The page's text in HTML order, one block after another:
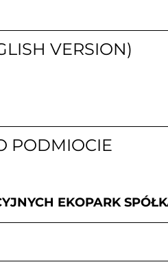
VERSION)
PODMIOCIE
EKOPARK